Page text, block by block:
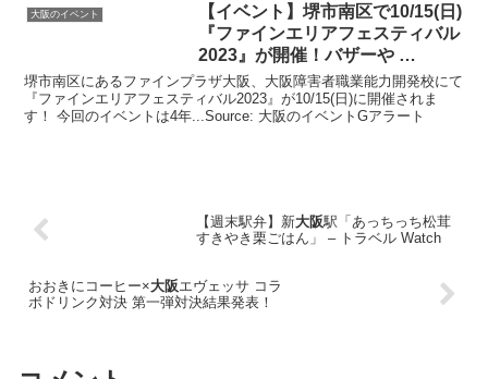
大阪のイベント 【イベント 】堺市南区で10/15(日)
『ファインエリアフェスティバル
2023』が開催！バザーや …
堺市南区にあるファインプラザ大阪、大阪障害者職業能力開発校にて
『ファインエリアフェスティバル2023』が10/15(日)に開催されま
す！ 今回のイベントは4年...Source: 大阪のイベントGアラート
【週末駅弁】新大阪駅「あっちっち松茸
すきやき栗ごはん」 – トラベル Watch
おおきにコーヒー×大阪エヴェッサ コラ
ボドリンク対決 第一弾対決結果発表！